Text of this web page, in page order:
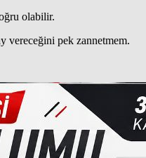
olabilir.
vereceğini pek zannetmem.